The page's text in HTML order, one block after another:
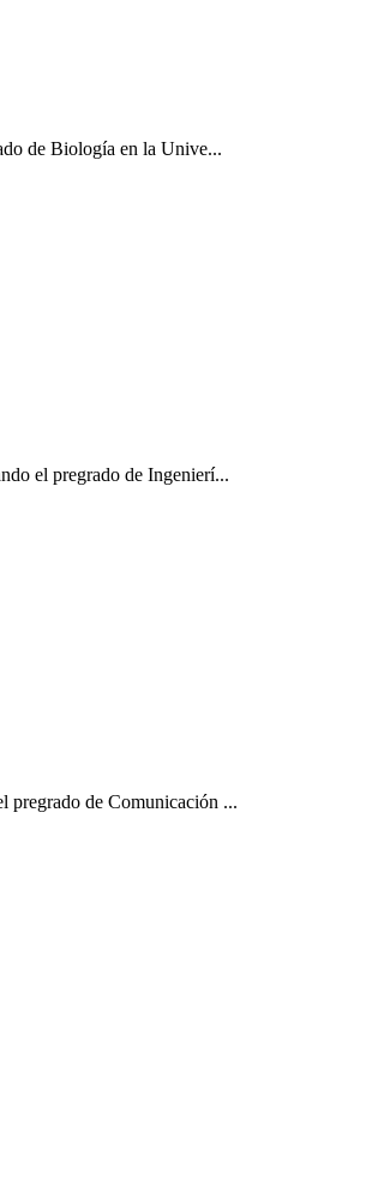
de Biología en la Unive...
el pregrado de Ingenierí...
pregrado de Comunicación ...